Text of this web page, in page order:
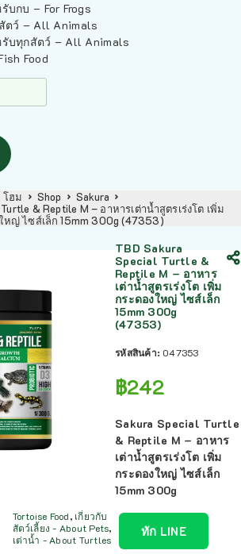
บกบ – For Frogs
ตว์ – All Animals
รับทุกสัตว์ – All Animals
Food
โฮม Shop
Sakura
& Reptile M – อาหารเต่าน้ำสูตรเร่งโต เพิ่ม
หญ่ ไซส์เล็ก 15mm 300g (47353)
Tortoise Food, เกี่ยวกับ
สัตว์เลี้ยง - About Pets,
เต่าน้ำ - About Turtles
TBD Sakura
Special Turtle &
Reptile M – อาหาร
เต่าน้ำสูตรเร่งโต เพิ่ม
กระดองใหญ่ ไซส์เล็ก
15mm 300g
(47353)
รหัสสินค้า: 047353
฿242
Sakura Special Turtle
& Reptile M – อาหาร
เต่าน้ำสูตรเร่งโต เพิ่ม
กระดองใหญ่ ไซส์เล็ก
15mm 300g
ทัก LINE